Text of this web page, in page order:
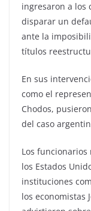
ingresaron a los
disparar un
ante la
títulos
En sus
como el
Chodos,
del caso
Los
los Estados
instituciones
los economistas